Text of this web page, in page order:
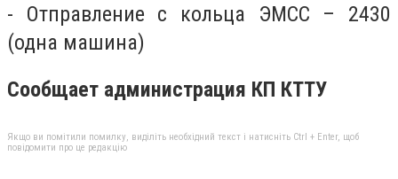
- Отправление с кольца ЭМСС – 2430
(одна машина)
Сообщает администрация КП КТТУ
Якщо ви помітили помилку, виділіть необхідний текст і натисніть Ctrl + Enter, щоб
повідомити про це редакцію